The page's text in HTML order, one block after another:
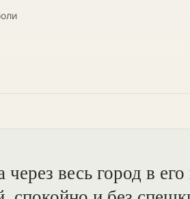
весь город в